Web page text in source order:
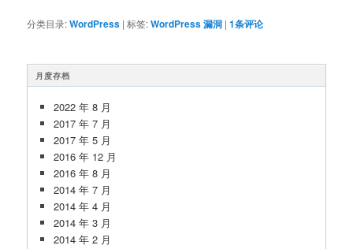
分类目录:WordPress |标签:WordPress 漏洞 |1条评论
月度存档
2022 年 8 月
2017 年 7 月
2017 年 5 月
2016 年 12 月
2016 年 8 月
2014 年 7 月
2014 年 4 月
2014 年 3 月
2014 年 2 月